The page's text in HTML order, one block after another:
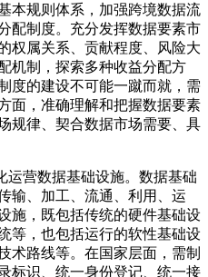
本规则体系，加强跨境数据流
配制度。充分发挥数据要素市
权属关系、贡献程度、风险大
机制，探索多种收益分配方
度的建设不可能一蹴而就，需
面，准确理解和把握数据要素
规律、契合数据市场需要、具
运营数据基础设施。数据基础
输、加工、流通、利用、运
施，既包括传统的硬件基础设
等，也包括运行的软性基础设
术路线等。在国家层面，需制
标识、统一身份登记、统一接